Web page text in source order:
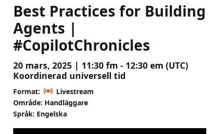
Best Practices for Building
Agents |
#CopilotChronicles
20 mars, 2025 | 11:30 fm - 12:30 em (UTC)
Koordinerad universell tid
Format:
Livestream
Område: Handläggare
Språk: Engelska